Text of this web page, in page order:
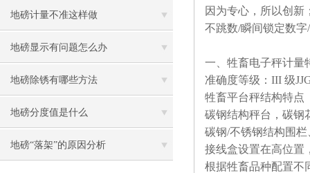
地磅计量不准这样做
地磅显示有问题怎么办
地磅除锈有哪些方法
地磅分度值是什么
地磅“落架”的原因分析
因为专心，所以创新
不跳数/瞬间锁定数
一、牲畜电子秤计量
准确度等级：III 级
牲畜平台秤结构特点
碳钢结构秤台，碳钢
碳钢/不锈钢结构围栏
接线盒设置在高位置
根据牲畜品种配置不